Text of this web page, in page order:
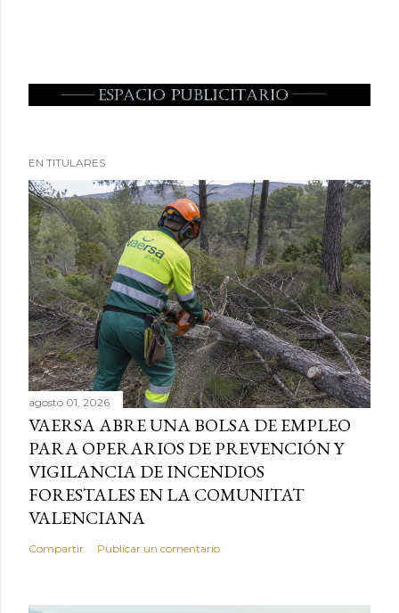
EN TITULARES
agosto 01, 2026
VAERSA ABRE UNA BOLSA DE EMPLEO
PARA OPERARIOS DE PREVENCIÓN Y
VIGILANCIA DE INCENDIOS
FORESTALES EN LA COMUNITAT
VALENCIANA
Compartir Publicar un comentario